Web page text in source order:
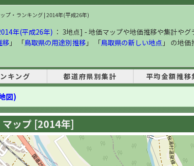
プ・ランキング | 2014年(平成26年)
年(平成26年) ： 3地点] - 地価マップや地価推移や集計や
移」 「鳥取県の用途別推移」 「鳥取県の新しい地点 」 の地価
キング 都道府県別集計 平均金額推移
図)
マップ [2014年]